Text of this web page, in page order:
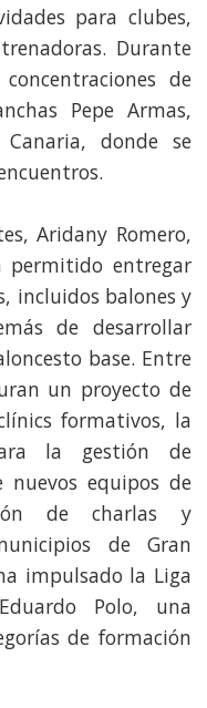
para clubes,
Durante
de
Pepe Armas,
donde se
Aridany Romero,
permitido entregar
incluidos balones y
de desarrollar
base. Entre
un proyecto de
formativos, la
la gestión de
nuevos equipos de
de charlas y
de Gran
impulsado la Liga
Polo, una
de formación